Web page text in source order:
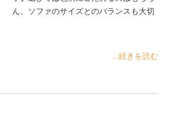
ん、ソファのサイズとのバランスも大切
...続きを読む